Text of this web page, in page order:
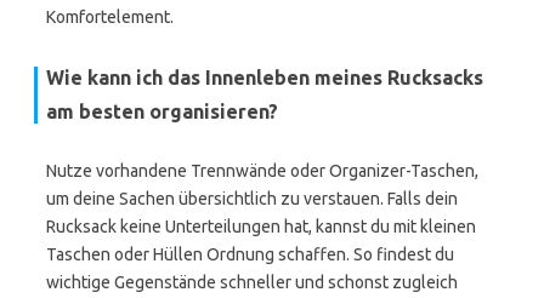
Komfortelement.
Wie kann ich das Innenleben meines Rucksacks
am besten organisieren?
Nutze vorhandene Trennwände oder Organizer-Taschen,
um deine Sachen übersichtlich zu verstauen. Falls dein
Rucksack keine Unterteilungen hat, kannst du mit kleinen
Taschen oder Hüllen Ordnung schaffen. So findest du
wichtige Gegenstände schneller und schonst zugleich